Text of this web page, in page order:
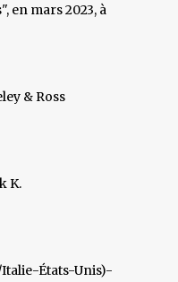
en mars 2023, à
& Ross
K.
États-Unis)-